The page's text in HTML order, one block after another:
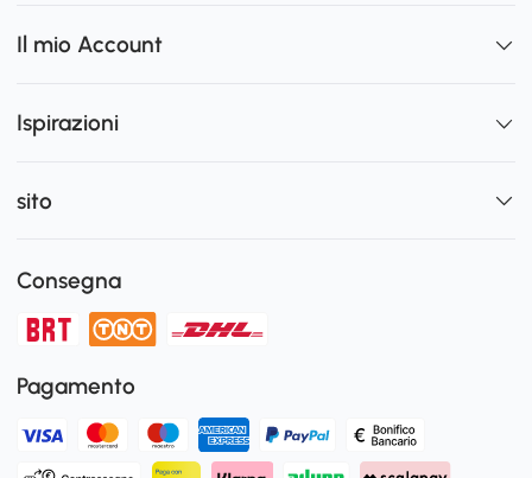
Il mio Account
Ispirazioni
sito
Consegna
Pagamento